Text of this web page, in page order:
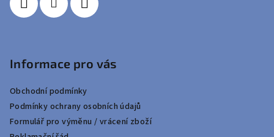
Informace pro vás
Obchodní podmínky
Podmínky ochrany osobních údajů
Formulář pro výměnu / vrácení zboží